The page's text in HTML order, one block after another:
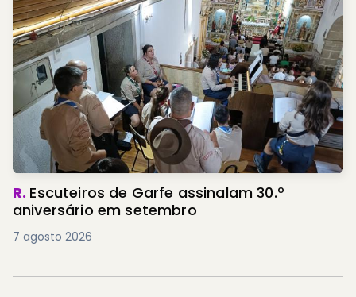
R. Escuteiros de Garfe assinalam 30.º
aniversário em setembro
7 agosto 2026